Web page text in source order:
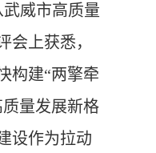
威市高质量
会上获悉，
构建“两擎牵
量发展新格
设作为拉动